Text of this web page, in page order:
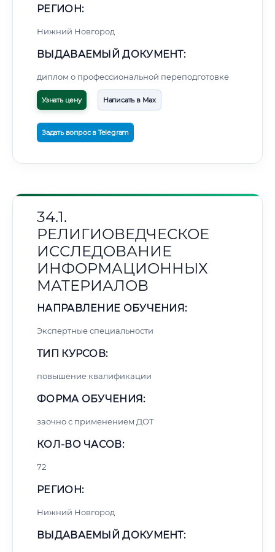
РЕГИОН:
Нижний Новгород
ВЫДАВАЕМЫЙ ДОКУМЕНТ:
диплом о профессиональной переподготовке
Узнать цену Написать в Max
Задать вопрос в Telegram
34.1.
РЕЛИГИОВЕДЧЕСКОЕ
ИССЛЕДОВАНИЕ
ИНФОРМАЦИОННЫХ
МАТЕРИАЛОВ
НАПРАВЛЕНИЕ ОБУЧЕНИЯ:
Экспертные специальности
ТИП КУРСОВ:
повышение квалификации
ФОРМА ОБУЧЕНИЯ:
заочно с применением ДОТ
КОЛ-ВО ЧАСОВ:
72
РЕГИОН:
Нижний Новгород
ВЫДАВАЕМЫЙ ДОКУМЕНТ: